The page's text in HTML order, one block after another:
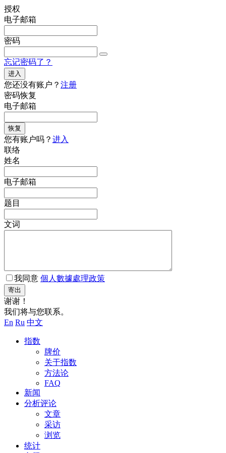
授权
电子邮箱
密码
忘记密码了？
进入
您还没有账户？ 注册
密码恢复
电子邮箱
恢复
您有账户吗？ 进入
联络
姓名
电子邮箱
题目
文词
我同意 個人數據處理政策
寄出
谢谢！
我们将与您联系。
En Ru 中文
指数
牌价
关于指数
方法论
FAQ
新闻
分析评论
文章
采访
浏览
统计